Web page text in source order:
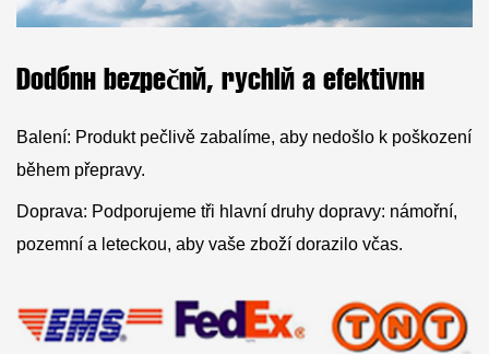
Dodání bezpečné, rychlé a efektivní
Balení: Produkt pečlivě zabalíme, aby nedošlo k poškození
během přepravy.
Doprava: Podporujeme tři hlavní druhy dopravy: námořní,
pozemní a leteckou, aby vaše zboží dorazilo včas.